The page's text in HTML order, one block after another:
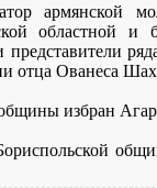
армянской
областной
отца Ованеса
избран